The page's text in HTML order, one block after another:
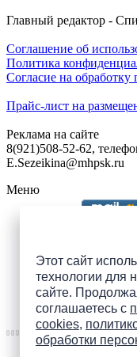
Этот сайт
технологии для
сайте.
соглашаетесь с
cookies,
обработки
Главный редактор -
Соглашение об
Политика
Согласие на
Прайс-лист на
Реклама на сайте
8(921)508-52-62,
E.Sezeikina@mhpsk.ru
Меню
Подпишись
ПАИ в